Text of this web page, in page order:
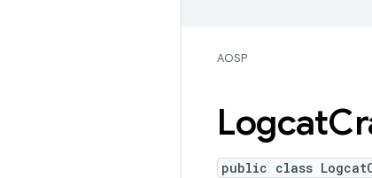
AOSP
Logcat
public class